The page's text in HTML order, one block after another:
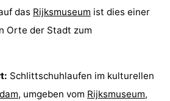
das Rijksmuseum ist dies einer
Orte der Stadt zum
Schlittschuhlaufen im kulturellen
, umgeben vom Rijksmuseum,